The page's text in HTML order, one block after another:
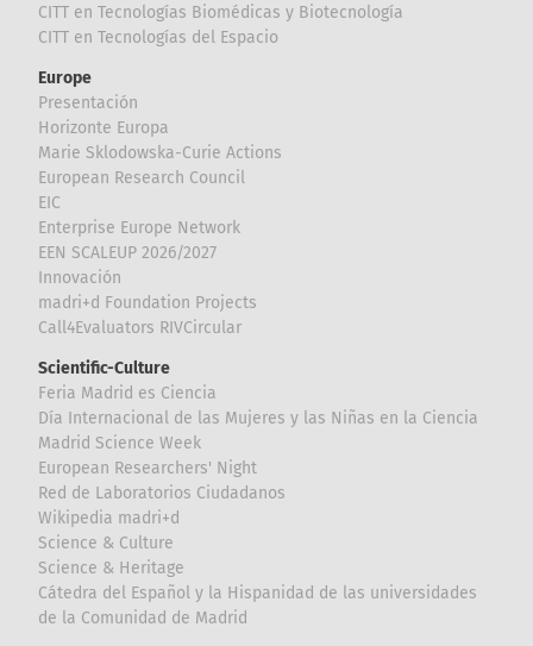
CITT en Tecnologías Biomédicas y Biotecnología
CITT en Tecnologías del Espacio
Europe
Presentación
Horizonte Europa
Marie Sklodowska-Curie Actions
European Research Council
EIC
Enterprise Europe Network
EEN SCALEUP 2026/2027
Innovación
madri+d Foundation Projects
Call4Evaluators RIVCircular
Scientific-Culture
Feria Madrid es Ciencia
Día Internacional de las Mujeres y las Niñas en la Ciencia
Madrid Science Week
European Researchers' Night
Red de Laboratorios Ciudadanos
Wikipedia madri+d
Science & Culture
Science & Heritage
Cátedra del Español y la Hispanidad de las universidades
de la Comunidad de Madrid